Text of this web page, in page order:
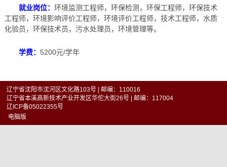
就业岗位： 环境监测工程师，环保检测，环保工程师，环保技术
工程师，环境影响评价工程师，环境评价工程师，技术工程师，水质
化验员，环保技术员，污水处理员，环境管理等。
学费： 5200元/学年
辽宁省沈阳市沈河区文化路103号 | 邮编：110016
辽宁省本溪高新技术产业开发区华佗大街26号 | 邮编：117004
辽ICP备05022355号
电脑版